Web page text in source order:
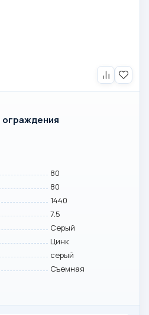
80
80
1440
7.5
Серый
Цинк
серый
Съемная